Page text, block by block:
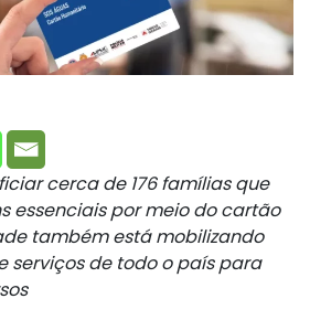
cerca de 176 famílias que
essenciais por meio do cartão
também está mobilizando
serviços de todo o país para